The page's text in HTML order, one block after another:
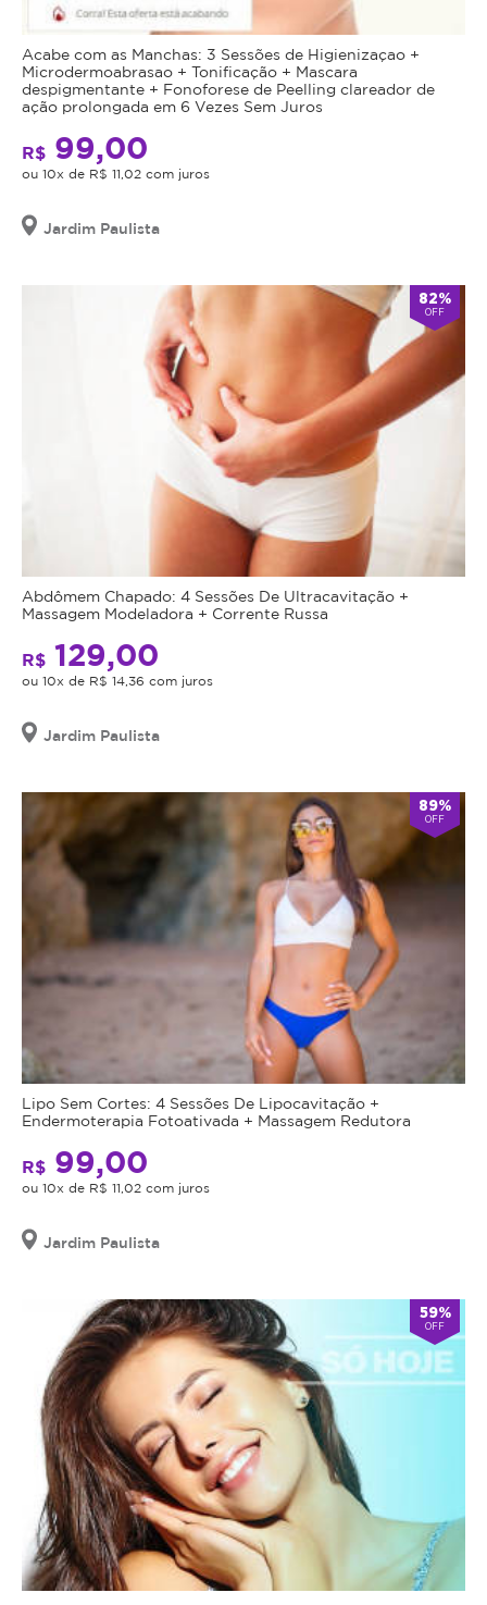
Acabe com as Manchas: 3 Sessões de Higienizaçao +
Microdermoabrasao + Tonificação + Mascara
despigmentante + Fonoforese de Peelling clareador de
ação prolongada em 6 Vezes Sem Juros
R$ 99,00
ou 10x de R$ 11,02 com juros
Jardim Paulista
82%
OFF
Abdômem Chapado: 4 Sessões De Ultracavitação +
Massagem Modeladora + Corrente Russa
R$ 129,00
ou 10x de R$ 14,36 com juros
Jardim Paulista
89%
OFF
Lipo Sem Cortes: 4 Sessões De Lipocavitação +
Endermoterapia Fotoativada + Massagem Redutora
R$ 99,00
ou 10x de R$ 11,02 com juros
Jardim Paulista
59%
OFF